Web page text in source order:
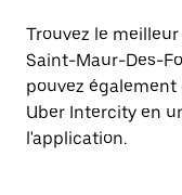
Trouvez le
Saint-Maur-Des-
pouvez
Uber Intercity en
l'application.